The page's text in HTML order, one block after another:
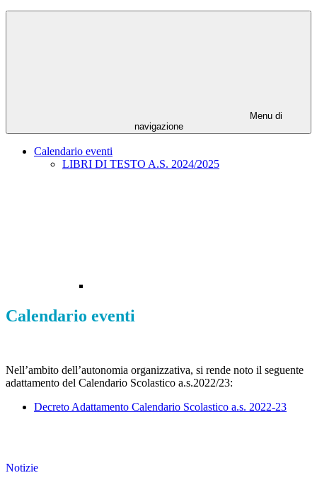
Menu di
navigazione
Calendario eventi
LIBRI DI TESTO A.S. 2024/2025
Calendario eventi
Nell’ambito dell’autonomia organizzativa, si rende noto il seguente
adattamento del Calendario Scolastico a.s.2022/23:
Decreto Adattamento Calendario Scolastico a.s. 2022-23
Notizie